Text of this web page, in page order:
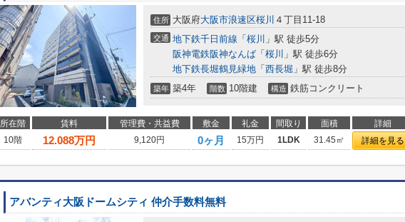
住所 大阪府大阪市浪速区桜川 ４丁目11-18
交通 地下鉄千日前線 「 桜川 」駅 徒歩5分
阪神電鉄阪神なんば 「 桜川 」駅 徒歩6分
地下鉄長堀鶴見緑地 「 西長堀 」駅 徒歩8分
築年 築4年 階数 10階建 構造 鉄筋コンクリート
所在階 賃料 管理費・共益費 敷金 礼金 間取り 面積 詳細
10階
12.088万円 9,120円 0ヶ月 15万円 1LDK 31.45㎡ 詳細を見る
アバンティ大阪ドームシティ 仲介手数料無料